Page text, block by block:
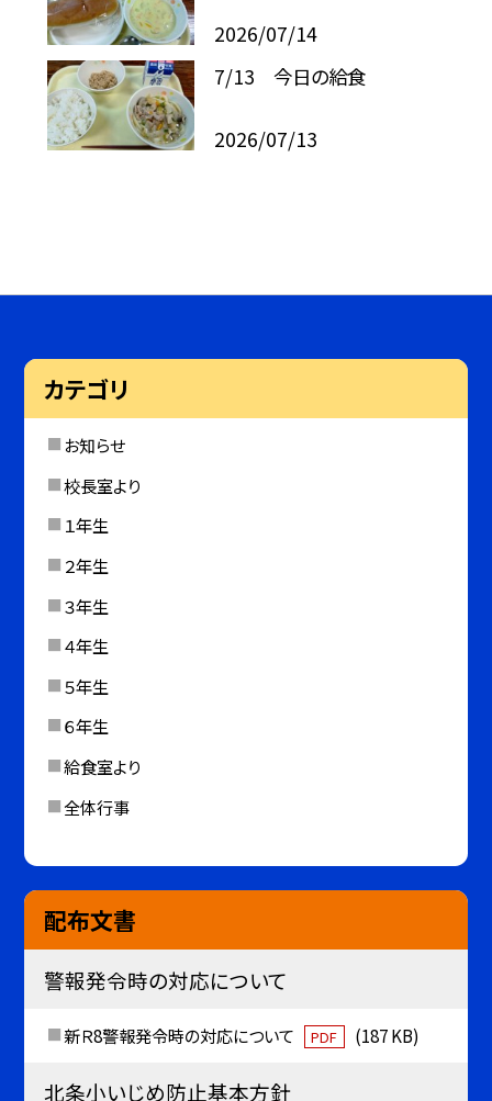
2026/07/14
7/13 今日の給食
2026/07/13
カテゴリ
お知らせ
校長室より
１年生
２年生
３年生
４年生
５年生
６年生
給食室より
全体行事
配布文書
警報発令時の対応について
新Ｒ8警報発令時の対応について PDF (187 KB)
北条小いじめ防止基本方針